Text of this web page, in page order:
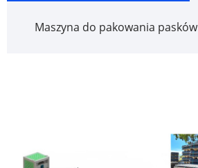
Maszyna do pakowania pasków